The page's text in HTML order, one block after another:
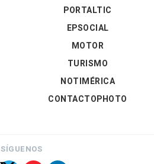
PORTALTIC
EPSOCIAL
MOTOR
TURISMO
NOTIMÉRICA
CONTACTOPHOTO
SÍGUENOS